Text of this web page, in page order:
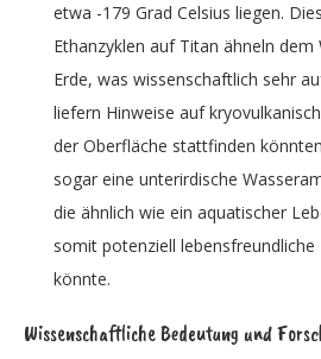
etwa -179 Grad Celsius liegen.
Ethanzyklen auf Titan ähneln
Erde, was wissenschaftlich sehr
liefern Hinweise auf
der Oberfläche stattfinden
sogar eine unterirdische
die ähnlich wie ein aquatischer
somit potenziell lebensfreundliche
könnte.
Wissenschaftliche Bedeutung und